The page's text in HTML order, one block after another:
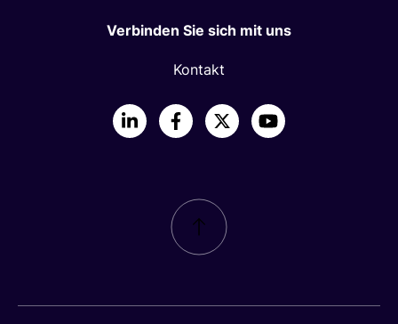
Verbinden Sie sich mit uns
Kontakt
LinkedInFacebook X YouTube